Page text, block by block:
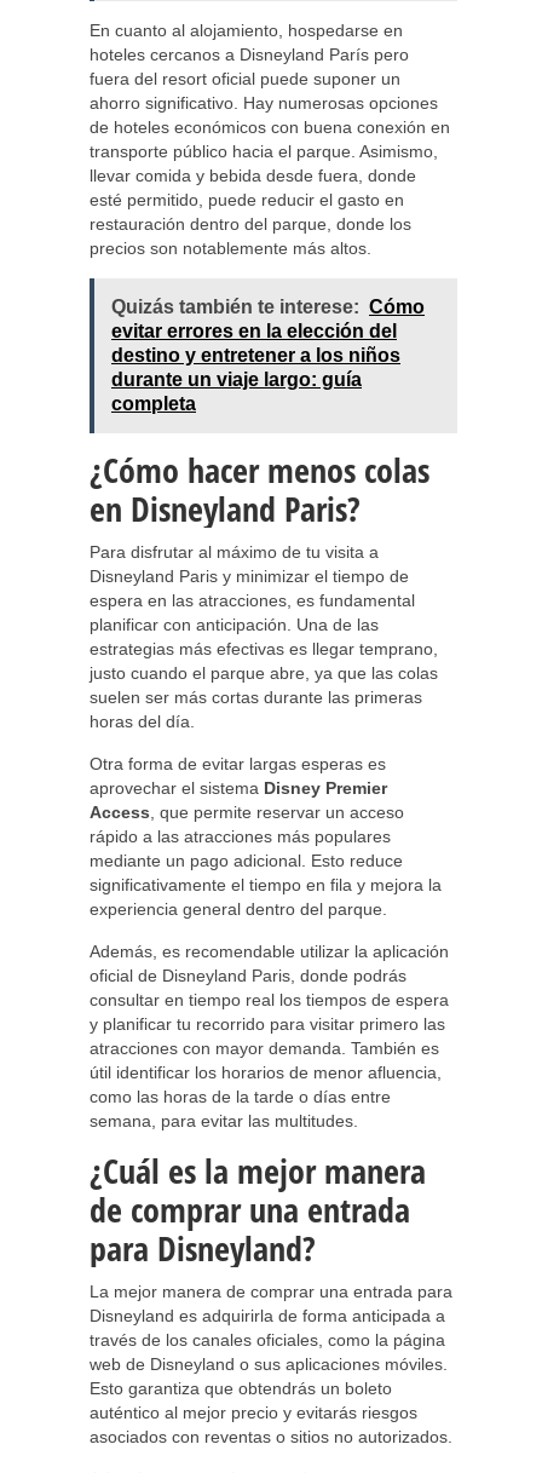
En cuanto al alojamiento, hospedarse en
hoteles cercanos a Disneyland París pero
fuera del resort oficial puede suponer un
ahorro significativo. Hay numerosas opciones
de hoteles económicos con buena conexión en
transporte público hacia el parque. Asimismo,
llevar comida y bebida desde fuera, donde
esté permitido, puede reducir el gasto en
restauración dentro del parque, donde los
precios son notablemente más altos.
Quizás también te interese: Cómo
evitar errores en la elección del
destino y entretener a los niños
durante un viaje largo: guía
completa
¿Cómo hacer menos colas
en Disneyland Paris?
Para disfrutar al máximo de tu visita a
Disneyland Paris y minimizar el tiempo de
espera en las atracciones, es fundamental
planificar con anticipación. Una de las
estrategias más efectivas es llegar temprano,
justo cuando el parque abre, ya que las colas
suelen ser más cortas durante las primeras
horas del día.
Otra forma de evitar largas esperas es
aprovechar el sistema Disney Premier
Access , que permite reservar un acceso
rápido a las atracciones más populares
mediante un pago adicional. Esto reduce
significativamente el tiempo en fila y mejora la
experiencia general dentro del parque.
Además, es recomendable utilizar la aplicación
oficial de Disneyland Paris, donde podrás
consultar en tiempo real los tiempos de espera
y planificar tu recorrido para visitar primero las
atracciones con mayor demanda. También es
útil identificar los horarios de menor afluencia,
como las horas de la tarde o días entre
semana, para evitar las multitudes.
¿Cuál es la mejor manera
de comprar una entrada
para Disneyland?
La mejor manera de comprar una entrada para
Disneyland es adquirirla de forma anticipada a
través de los canales oficiales, como la página
web de Disneyland o sus aplicaciones móviles.
Esto garantiza que obtendrás un boleto
auténtico al mejor precio y evitarás riesgos
asociados con reventas o sitios no autorizados.